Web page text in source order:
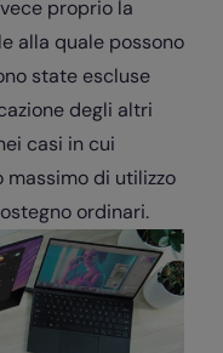
proprio la
alla quale possono
state escluse
degli altri
casi in cui
di utilizzo
ordinari.